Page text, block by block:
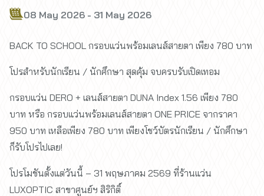
08 May 2026 - 31 May 2026
BACK TO SCHOOL กรอบแว่นพร้อมเลนส์สายตา เพียง 780 บาท
โปรสำหรับนักเรียน / นักศึกษา สุดคุ้ม จบครบรับเปิดเทอม
กรอบแว่น DERO + เลนส์สายตา DUNA Index 1.56 เพียง 780
บาท หรือ กรอบแว่นพร้อมเลนส์สายตา ONE PRICE จากราคา
950 บาท เหลือเพียง 780 บาท เพียงโชว์บัตรนักเรียน / นักศึกษา
ก็รับโปรไปเลย!
โปรโมชันตั้งแต่วันนี้ – 31 พฤษภาคม 2569 ที่ร้านแว่น
LUXOPTIC สาขาศูนย์ฯ สิริกิติ์